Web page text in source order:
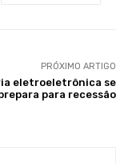
PRÓXIMO ARTIGO
eletroeletrônica se
para recessão